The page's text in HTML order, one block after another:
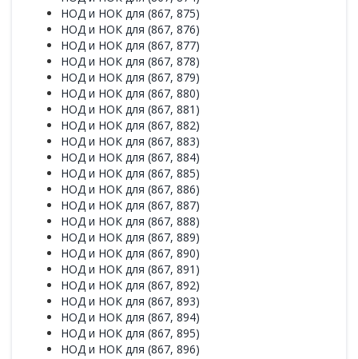
НОД и НОК для (867, 875)
НОД и НОК для (867, 876)
НОД и НОК для (867, 877)
НОД и НОК для (867, 878)
НОД и НОК для (867, 879)
НОД и НОК для (867, 880)
НОД и НОК для (867, 881)
НОД и НОК для (867, 882)
НОД и НОК для (867, 883)
НОД и НОК для (867, 884)
НОД и НОК для (867, 885)
НОД и НОК для (867, 886)
НОД и НОК для (867, 887)
НОД и НОК для (867, 888)
НОД и НОК для (867, 889)
НОД и НОК для (867, 890)
НОД и НОК для (867, 891)
НОД и НОК для (867, 892)
НОД и НОК для (867, 893)
НОД и НОК для (867, 894)
НОД и НОК для (867, 895)
НОД и НОК для (867, 896)